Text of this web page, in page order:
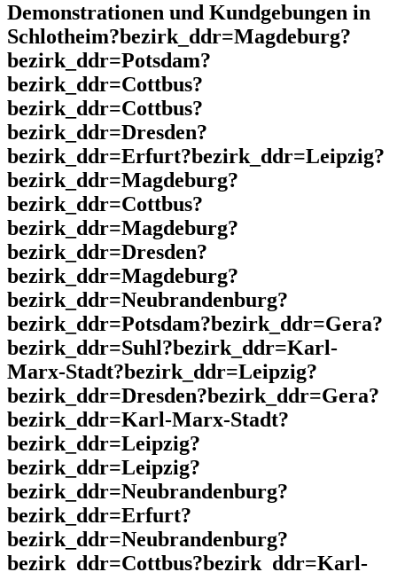
Demonstrationen und Kundgebungen in
Schlotheim?bezirk_ddr=Magdeburg?
bezirk_ddr=Potsdam?
bezirk_ddr=Cottbus?
bezirk_ddr=Cottbus?
bezirk_ddr=Dresden?
bezirk_ddr=Erfurt?bezirk_ddr=Leipzig?
bezirk_ddr=Magdeburg?
bezirk_ddr=Cottbus?
bezirk_ddr=Magdeburg?
bezirk_ddr=Dresden?
bezirk_ddr=Magdeburg?
bezirk_ddr=Neubrandenburg?
bezirk_ddr=Potsdam?bezirk_ddr=Gera?
bezirk_ddr=Suhl?bezirk_ddr=Karl-
Marx-Stadt?bezirk_ddr=Leipzig?
bezirk_ddr=Dresden?bezirk_ddr=Gera?
bezirk_ddr=Karl-Marx-Stadt?
bezirk_ddr=Leipzig?
bezirk_ddr=Leipzig?
bezirk_ddr=Neubrandenburg?
bezirk_ddr=Erfurt?
bezirk_ddr=Neubrandenburg?
bezirk_ddr=Cottbus?bezirk_ddr=Karl-